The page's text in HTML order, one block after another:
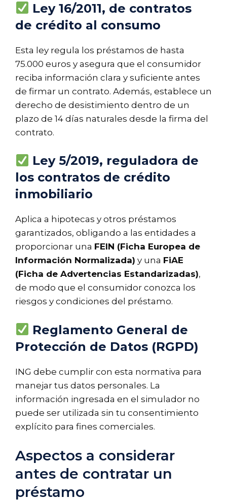
Ley 16/2011, de contratos
de crédito al consumo
Esta ley regula los préstamos de hasta
75.000 euros y asegura que el consumidor
reciba información clara y suficiente antes
de firmar un contrato. Además, establece un
derecho de desistimiento dentro de un
plazo de 14 días naturales desde la firma del
contrato.
Ley 5/2019, reguladora de
los contratos de crédito
inmobiliario
Aplica a hipotecas y otros préstamos
garantizados, obligando a las entidades a
proporcionar una FEIN (Ficha Europea de
Información Normalizada) y una FiAE
(Ficha de Advertencias Estandarizadas),
de modo que el consumidor conozca los
riesgos y condiciones del préstamo.
Reglamento General de
Protección de Datos (RGPD)
ING debe cumplir con esta normativa para
manejar tus datos personales. La
información ingresada en el simulador no
puede ser utilizada sin tu consentimiento
explícito para fines comerciales.
Aspectos a considerar
antes de contratar un
préstamo